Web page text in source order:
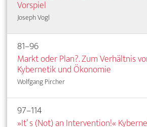
Vorspiel
Joseph Vogl
81–96
Markt oder Plan?. Zum Verhältnis
Kybernetik und Ökonomie
Wolfgang Pircher
97–114
»It’ s (Not) an Intervention!«